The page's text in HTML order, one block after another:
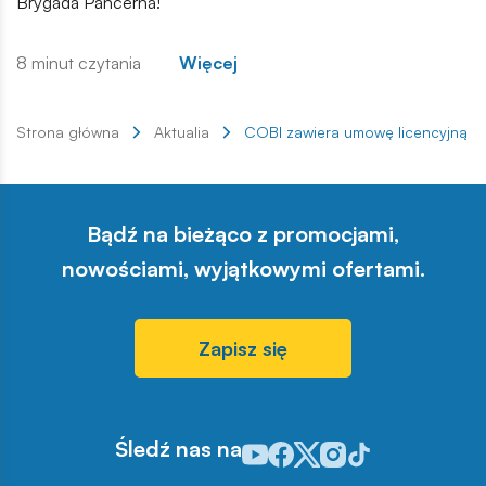
8 minut czytania Więcej
Strona główna Aktualia COBI zawiera umowę licencyjną
Bądź na bieżąco z promocjami,
nowościami, wyjątkowymi ofertami.
Zapisz się
Śledź nas naOdwiedź nasz profil w serwisie
Odwiedź nasz profil w
Odwiedź nasz profil w
Odwiedź nasz profil w
Odwiedź nasz